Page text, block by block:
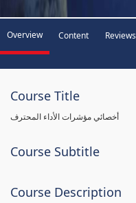
Overview Content Reviews
Course Title
أخصائي مؤشرات الأداء المحترف
Course Subtitle
Course Description